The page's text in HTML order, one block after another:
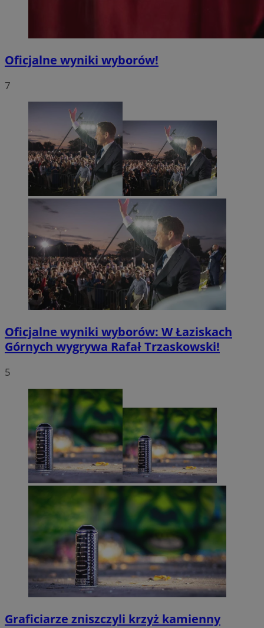
Oficjalne wyniki wyborów!
7
Oficjalne wyniki wyborów: W Łaziskach
Górnych wygrywa Rafał Trzaskowski!
5
Graficiarze zniszczyli krzyż kamienny